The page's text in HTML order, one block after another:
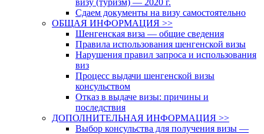
Сдаем документы на визу самостоятельно
ОБЩАЯ ИНФОРМАЦИЯ >>
Шенгенская виза — общие сведения
Правила использования шенгенской визы
Нарушения правил запроса и использования
виз
Процесс выдачи шенгенской визы
консульством
Отказ в выдаче визы: причины и
последствия
ДОПОЛНИТЕЛЬНАЯ ИНФОРМАЦИЯ >>
Выбор консульства для получения визы —